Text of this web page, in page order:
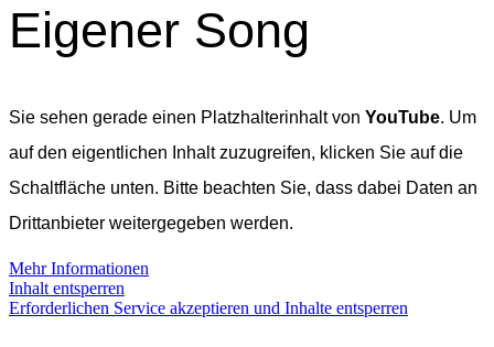
Eigener Song
Sie sehen gerade einen Platzhalterinhalt von YouTube. Um
auf den eigentlichen Inhalt zuzugreifen, klicken Sie auf die
Schaltfläche unten. Bitte beachten Sie, dass dabei Daten an
Drittanbieter weitergegeben werden.
Mehr Informationen
Inhalt entsperren
Erforderlichen Service akzeptieren und Inhalte entsperren